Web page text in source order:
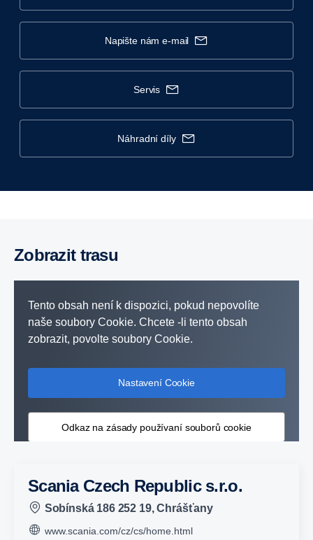
napište nám e-mail
servis
náhradní díly
Zobrazit trasu
Tento obsah není k dispozici, pokud nepovolíte
naše soubory Cookie. Chcete -li tento obsah
zobrazit, povolte soubory Cookie.
Nastavení Cookie
Odkaz na zásady používaní souborů cookie
Scania Czech Republic s.r.o.
Sobínská 186 252 19, Chrášťany
www.scania.com/cz/cs/home.html